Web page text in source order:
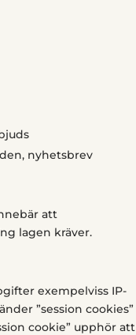
nyhetsbrev
att
lagen kräver.
exempelviss IP-
”session cookies”
cookie” upphör att